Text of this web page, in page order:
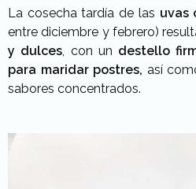
La cosecha tardía de las uvas
entre diciembre y febrero)
y dulces, con un destello
para maridar postres, así
sabores concentrados.